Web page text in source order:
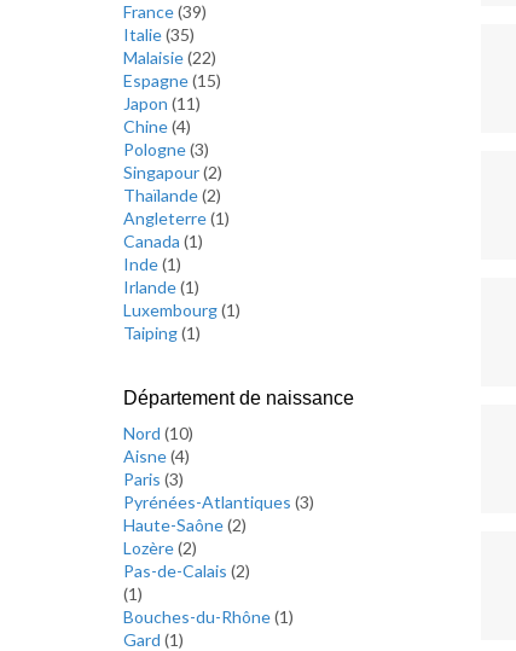
France(39)
Italie(35)
Malaisie(22)
Espagne(15)
Japon (11)
Chine(4)
Pologne(3)
Singapour(2)
Thaïlande(2)
Angleterre(1)
Canada (1)
Inde(1)
Irlande(1)
Luxembourg(1)
Taiping(1)
Département de naissance
Nord (10)
Aisne(4)
Paris (3)
Pyrénées-Atlantiques (3)
Haute-Saône(2)
Lozère(2)
Pas-de-Calais (2)
(1)
Bouches-du-Rhône(1)
Gard (1)